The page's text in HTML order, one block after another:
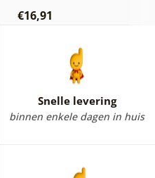
€16,91
Snelle levering
binnen enkele dagen in huis